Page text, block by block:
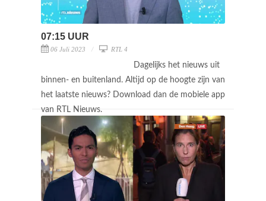
07:15 UUR
06 Juli 2023 RTL 4
Dagelijks het nieuws uit
binnen- en buitenland. Altijd op de hoogte zijn van
het laatste nieuws? Download dan de mobiele app
van RTL Nieuws.